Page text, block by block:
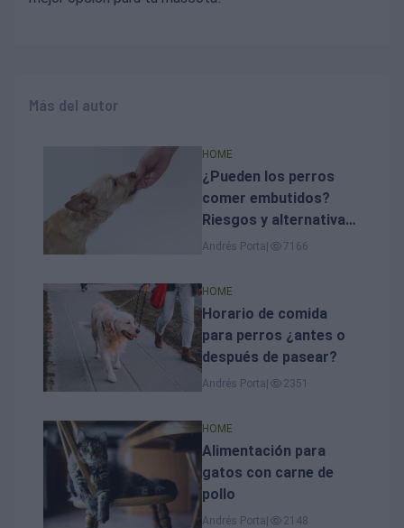
Más del autor
HOME
¿Pueden los perros
comer embutidos?
Riesgos y alternativas
seguras
Andrés Porta 7166
HOME
Horario de comida
para perros ¿antes o
después de pasear?
Andrés Porta 2351
HOME
Alimentación para
gatos con carne de
pollo
Andrés Porta 2148